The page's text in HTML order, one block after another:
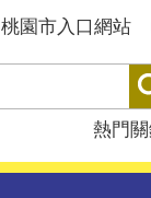
桃園市入口網站
熱門